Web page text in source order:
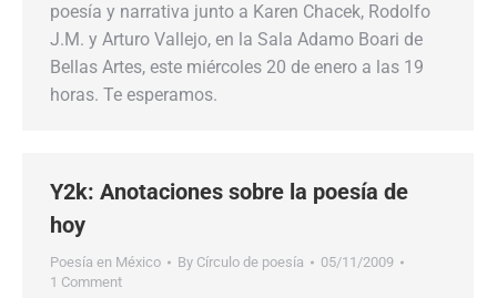
poesía y narrativa junto a Karen Chacek, Rodolfo
J.M. y Arturo Vallejo, en la Sala Adamo Boari de
Bellas Artes, este miércoles 20 de enero a las 19
horas. Te esperamos.
Y2k: Anotaciones sobre la poesía de
hoy
Poesía en México By Círculo de poesía
05/11/2009
1 Comment